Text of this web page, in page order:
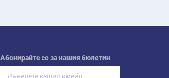
Абонирайте се за нашия бюлетин